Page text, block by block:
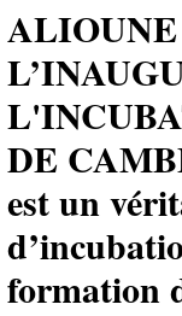
DE
est un
formation